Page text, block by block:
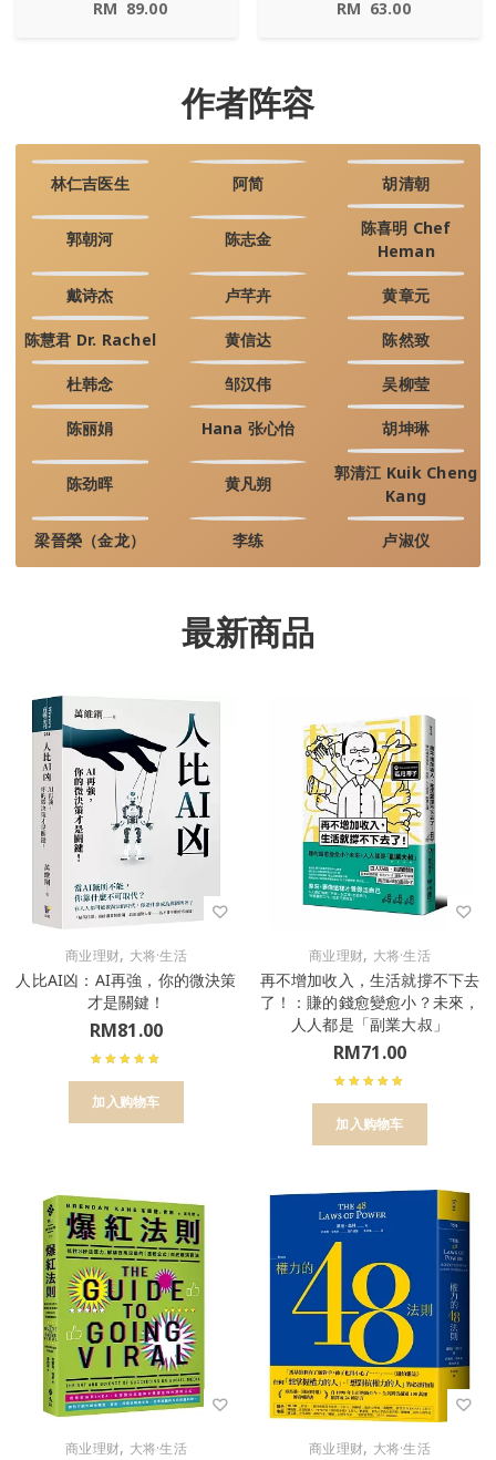
RM 89.00 RM 63.00
作者阵容
林仁吉医生 阿简 胡清朝
郭朝河 陈志金
陈喜明 Chef
Heman
戴诗杰 卢芊卉 黄章元
陈慧君 Dr. Rachel 黄信达 陈然致
杜韩念 邹汉伟 吴柳莹
陈丽娟 Hana 张心怡 胡坤琳
陈劲晖 黄凡朔
郭清江 Kuik Cheng
Kang
梁晉榮（金龙） 李练 卢淑仪
最新商品
商业理财, 大将·生活
人比AI凶：AI再強，你的微決策
才是關鍵！
RM81.00
加入购物车
商业理财, 大将·生活
再不增加收入，生活就撐不下去
了！：賺的錢愈變愈小？未來，
人人都是「副業大叔」
RM71.00
加入购物车
商业理财, 大将·生活 商业理财, 大将·生活